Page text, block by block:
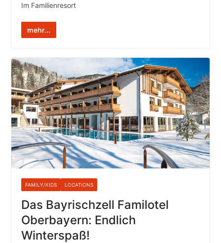
Im Familienresort
mehr...
FAMILY/KIDS LOCATIONS
Das Bayrischzell Familotel
Oberbayern: Endlich
Winterspaß!